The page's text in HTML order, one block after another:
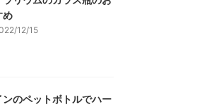
め
12/15
ンのペットボトルでハー